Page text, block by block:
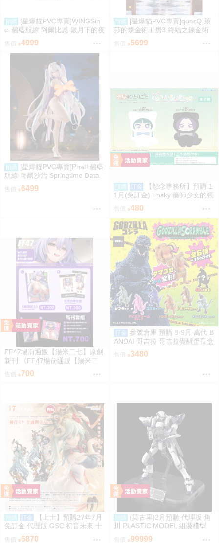
預購
[星爆貓PVC專賣]WINGSin
c. 碧藍航線 阿爾比恩 銀月下的夜
之眷屬 1/7 預計2028/01到貨
4999
預購
[星爆貓PVC專賣]quesQ 萊
莎的煉金術工房3 終結之鍊金術
士與秘密鑰匙 萊莎琳・斯托特 婚
紗Ver. 1/7 預計2027/07到貨
5699
預購
[星爆貓PVC專賣]Phat! 碧藍
航線 奇爾沙治 Springtime Data
預計2027/11到貨
售價 6499 預購 訂金
【怨念事務所】預購 1
1月(免訂金) Ensky 藥師少女的獨
語 Q版動物裝珠鍊布偶吊飾 娃娃
2款分售 0816
售價 480
FF47場前通販【湯米二七】原創
新刊 《FF47場前通販【湯米二
七】原創新刊 《綠鼎記上（下
略）》 壓克力磁吸滑軌學生證 感
證 簽感謝簽名板トミー27 ［箱庭
交響曲-通販］
700
訂金 參號倉庫 預購 8-9月 萬代 B
ANDAI 哥吉拉 哥吉拉覺醒蛋盲盒
中盒12入 812超取免訂
3480
預購 訂金
【上士】預購27年7月
免訂金 代理版 GSC 初音未來 十
面埋伏Ver. 1/7 再版
售價 6870
預購
(莫古里)2月預購 代理版 角
川 PLASTIC MODEL 組裝模型
驚爆危機 1/48 強弩兵 特別套組
售價 99999